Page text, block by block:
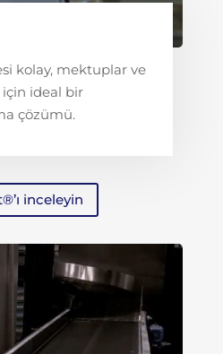
kolay, mektuplar ve
ideal bir
çözümü.
inceleyin